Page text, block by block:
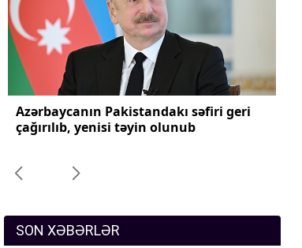
Azərbaycanın Pakistandakı səfiri geri
çağırılıb, yenisi təyin olunub
SON XƏBƏRLƏR